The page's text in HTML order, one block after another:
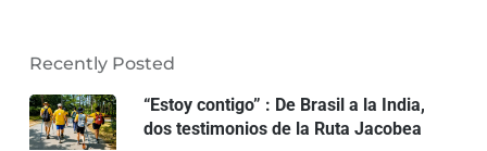
Recently Posted
“Estoy contigo” : De Brasil a la India,
dos testimonios de la Ruta Jacobea